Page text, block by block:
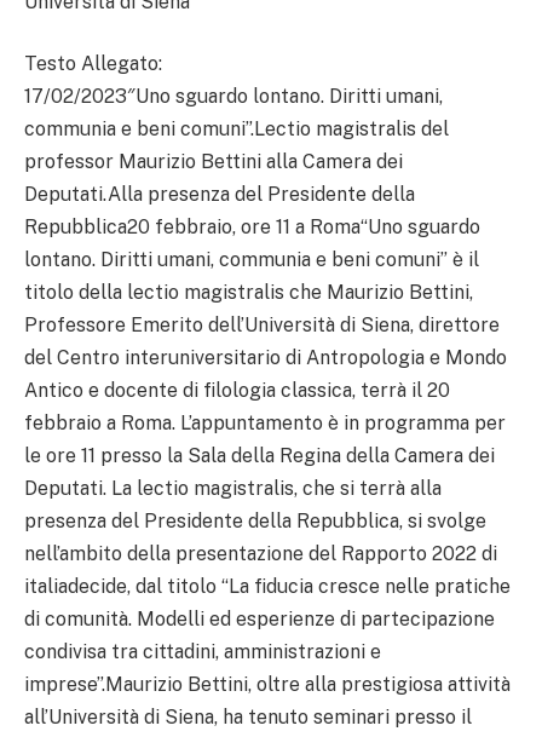
Testo Allegato:
17/02/2023″Uno sguardo lontano. Diritti umani,
communia e beni comuni”.Lectio magistralis del
professor Maurizio Bettini alla Camera dei
Deputati.Alla presenza del Presidente della
Repubblica20 febbraio, ore 11 a Roma“Uno sguardo
lontano. Diritti umani, communia e beni comuni” è il
titolo della lectio magistralis che Maurizio Bettini,
Professore Emerito dell’Università di Siena, direttore
del Centro interuniversitario di Antropologia e Mondo
Antico e docente di filologia classica, terrà il 20
febbraio a Roma. L’appuntamento è in programma per
le ore 11 presso la Sala della Regina della Camera dei
Deputati. La lectio magistralis, che si terrà alla
presenza del Presidente della Repubblica, si svolge
nell’ambito della presentazione del Rapporto 2022 di
italiadecide, dal titolo “La fiducia cresce nelle pratiche
di comunità. Modelli ed esperienze di partecipazione
condivisa tra cittadini, amministrazioni e
imprese”.Maurizio Bettini, oltre alla prestigiosa attività
all’Università di Siena, ha tenuto seminari presso il